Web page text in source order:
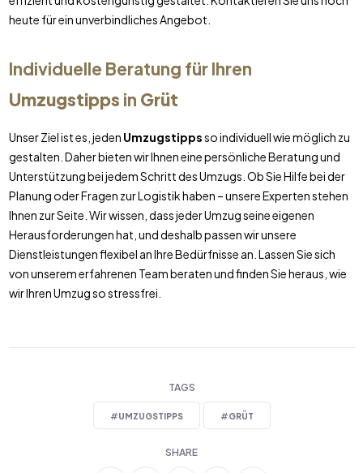
heute für ein unverbindliches Angebot.
Individuelle Beratung für Ihren
Umzugstipps in Grüt
Unser Ziel ist es, jeden Umzugstippsso individuell wie möglich zu
gestalten. Daher bieten wir Ihnen eine persönliche Beratung und
Unterstützung bei jedem Schritt des Umzugs. Ob Sie Hilfe bei der
Planung oder Fragen zur Logistik haben – unsere Experten stehen
Ihnen zur Seite. Wir wissen, dass jeder Umzug seine eigenen
Herausforderungen hat, und deshalb passen wir unsere
Dienstleistungen flexibel an Ihre Bedürfnisse an. Lassen Sie sich
von unserem erfahrenen Team beraten und finden Sie heraus, wie
wir Ihren Umzug so stressfrei.
TAGS
#UMZUGSTIPPS #GRÜT
SHARE